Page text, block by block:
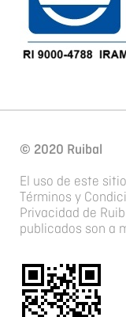
© 2020 Ruibal
El uso de este
Términos y
Privacidad de
publicados son a